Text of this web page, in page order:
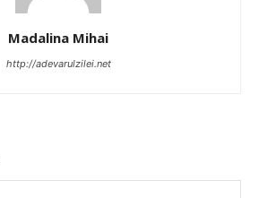
Madalina Mihai
http://adevarulzilei.net